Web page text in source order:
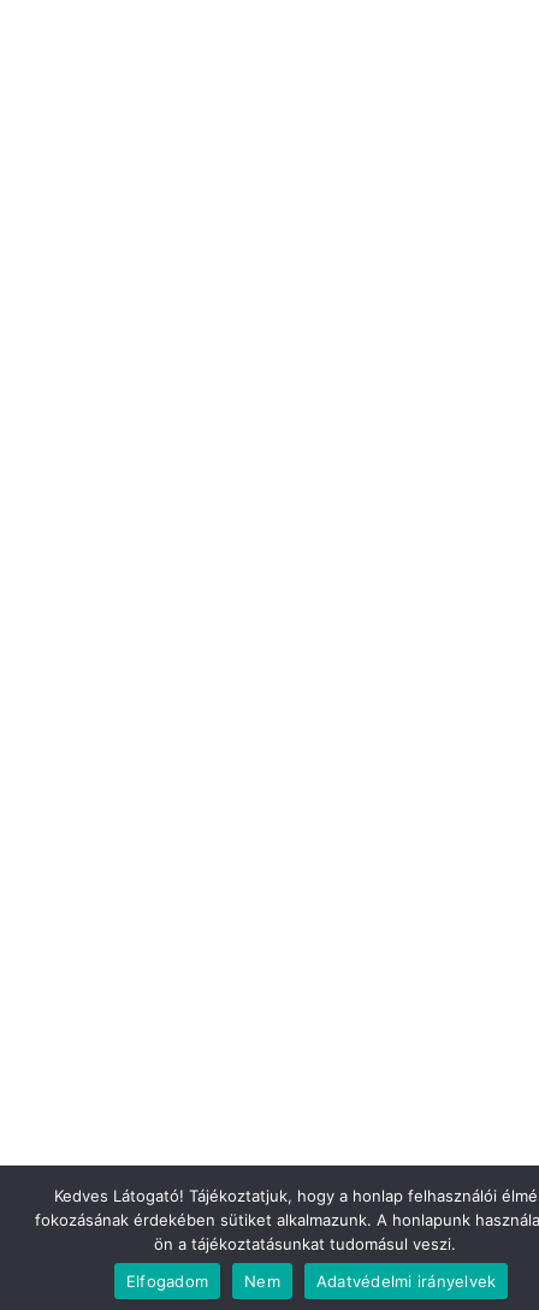
Kedves Látogató! Tájékoztatjuk, hogy a honlap felhasználói
fokozásának érdekében sütiket alkalmazunk. A honlapunk
ön a tájékoztatásunkat tudomásul veszi.
Elfogadom
Nem Adatvédelmi irányelvek